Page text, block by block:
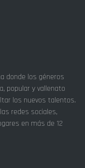
donde los géneros
popular y vallenato
los nuevos talentos.
redes sociales,
en más de 12